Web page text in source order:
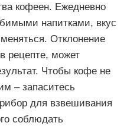
кофеен. Ежедневно
напитками, вкус
Отклонение
рецепте, может
Чтобы кофе не
– запаситесь
для взвешивания
соблюдать